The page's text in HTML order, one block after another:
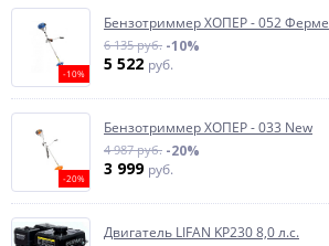
-10%
Бензотриммер ХОПЕР - 052
6 135 руб. -10%
5 522 руб.
-20%
Бензотриммер ХОПЕР - 033 New
4 987 руб. -20%
3 999 руб.
Двигатель LIFAN KP230 8,0 л.с.